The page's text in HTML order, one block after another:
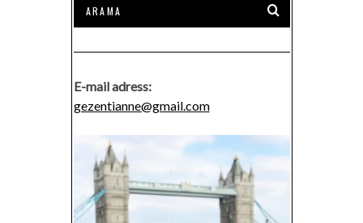
E-mail adress:
gezentianne@gmail.com